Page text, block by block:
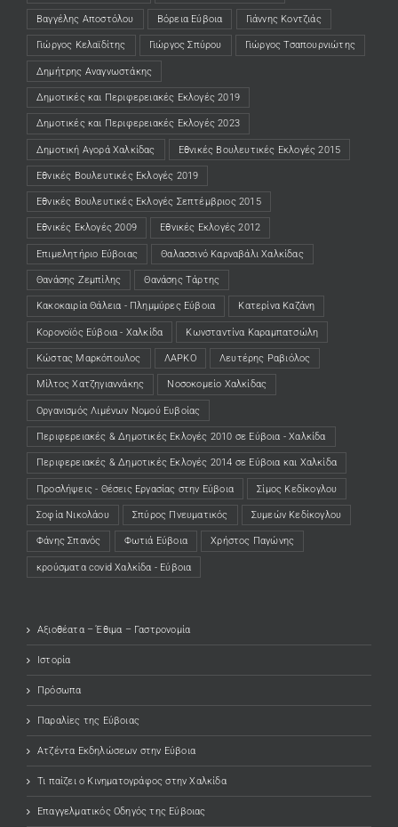
Βαγγέλης Αποστόλου Βόρεια Εύβοια Γιάννης Κοντζιάς
Γιώργος Κελαϊδίτης Γιώργος Σπύρου Γιώργος Τσαπουρνιώτης
Δημήτρης Αναγνωστάκης
Δημοτικές και Περιφερειακές Εκλογές 2019
Δημοτικές και Περιφερειακές Εκλογές 2023
Δημοτική Αγορά Χαλκίδας Εθνικές Βουλευτικές Εκλογές 2015
Εθνικές Βουλευτικές Εκλογές 2019
Εθνικές Βουλευτικές Εκλογές Σεπτέμβριος 2015
Εθνικές Εκλογές 2009 Εθνικές Εκλογές 2012
Επιμελητήριο Εύβοιας Θαλασσινό Καρναβάλι Χαλκίδας
Θανάσης Ζεμπίλης Θανάσης Τάρτης
Κακοκαιρία Θάλεια - Πλημμύρες Εύβοια Κατερίνα Καζάνη
Κορονοϊός Εύβοια - Χαλκίδα Κωνσταντίνα Καραμπατσώλη
Κώστας Μαρκόπουλος ΛΑΡΚΟ Λευτέρης Ραβιόλος
Μίλτος Χατζηγιαννάκης Νοσοκομείο Χαλκίδας
Οργανισμός Λιμένων Νομού Ευβοίας
Περιφερειακές & Δημοτικές Εκλογές 2010 σε Εύβοια - Χαλκίδα
Περιφερειακές & Δημοτικές Εκλογές 2014 σε Εύβοια και Χαλκίδα
Προσλήψεις - Θέσεις Εργασίας στην Εύβοια Σίμος Κεδίκογλου
Σοφία Νικολάου Σπύρος Πνευματικός Συμεών Κεδίκογλου
Φάνης Σπανός Φωτιά Εύβοια Χρήστος Παγώνης
κρούσματα covid Χαλκίδα - Εύβοια
Αξιοθέατα – Έθιμα – Γαστρονομία
Ιστορία
Πρόσωπα
Παραλίες της Εύβοιας
Ατζέντα Εκδηλώσεων στην Εύβοια
Τι παίζει ο Κινηματογράφος στην Χαλκίδα
Επαγγελματικός Οδηγός της Εύβοιας